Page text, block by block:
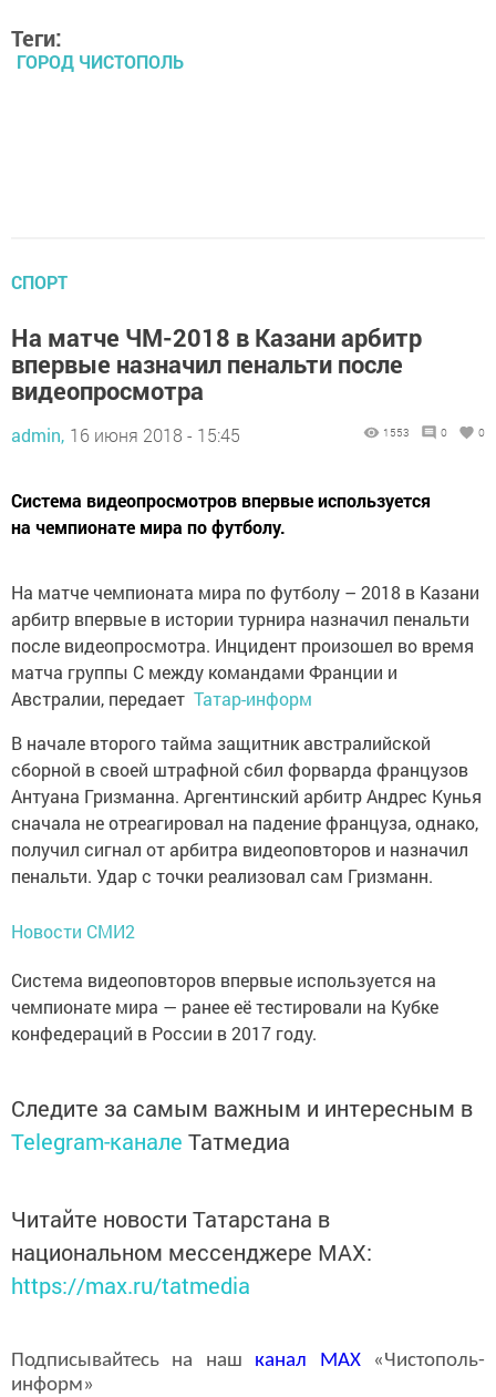
Теги:
ГОРОД ЧИСТОПОЛЬ
СПОРТ
На матче ЧМ-2018 в Казани арбитр
впервые назначил пенальти после
видеопросмотра
admin, 16 июня 2018 - 15:45 1553 0 0
Система видеопросмотров впервые используется
на чемпионате мира по футболу.
На матче чемпионата мира по футболу – 2018 в Казани
арбитр впервые в истории турнира назначил пенальти
после видеопросмотра. Инцидент произошел во время
матча группы C между командами Франции и
Австралии, передает Татар-информ
В начале второго тайма защитник австралийской
сборной в своей штрафной сбил форварда французов
Антуана Гризманна. Аргентинский арбитр Андрес Кунья
сначала не отреагировал на падение француза, однако,
получил сигнал от арбитра видеоповторов и назначил
пенальти. Удар с точки реализовал сам Гризманн.
Новости СМИ2
Система видеоповторов впервые используется на
чемпионате мира — ранее её тестировали на Кубке
конфедераций в России в 2017 году.
Следите за самым важным и интересным в
Telegram-канале Татмедиа
Читайте новости Татарстана в
национальном мессенджере MАХ:
https://max.ru/tatmedia
Подписывайтесь на наш канал MAX«Чистополь-
информ»